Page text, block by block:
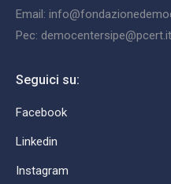
Email:
Pec: democentersipe@pcert.it
Seguici su:
Facebook
Linkedin
Instagram